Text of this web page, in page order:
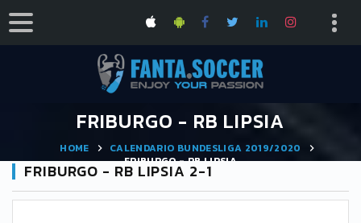
FRIBURGO - RB LIPSIA
HOME
CALENDARIO BUNDESLIGA 2019/2020
FRIBURGO - RB LIPSIA
FRIBURGO - RB LIPSIA 2-1